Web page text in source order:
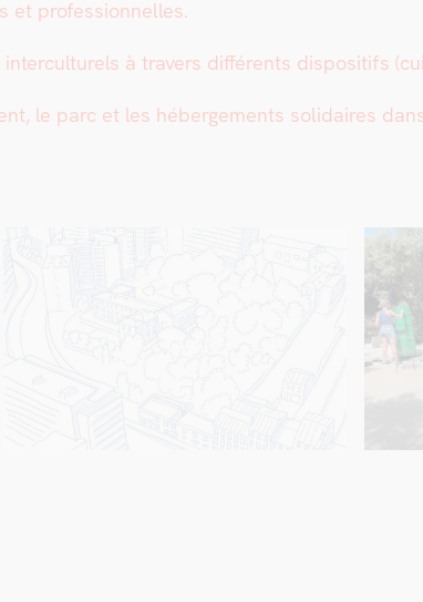
et pro­fes­sion­nelles.
à tra­vers dif­férents dis­posi­tifs
le parc et les héberge­ments sol­idaires